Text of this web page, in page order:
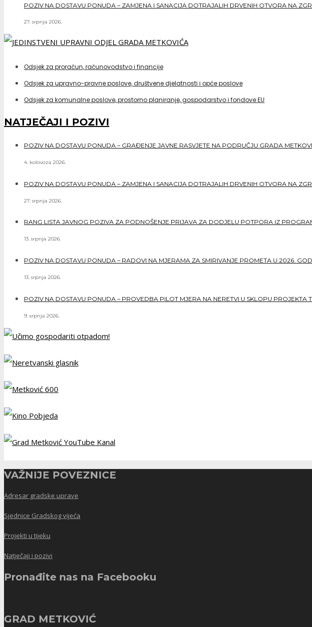
POZIV NA DOSTAVU PONUDA – ZAMJENA I SANACIJA DOTRAJALIH DRVENIH OTVORA NA
27. srpnja 2026.
Odsjek za proračun, računovodstvo i financije
Odsjek za upravno-pravne poslove, društvene djelatnosti i opće poslove
Odsjek za komunalne poslove, prostorno planiranje, gospodarstvo i fondove EU
NATJEČAJI I POZIVI
POZIV NA DOSTAVU PONUDA – GRAĐENJE JAVNE RASVJETE NA PODRUČJU GRADA
4. kolovoza 2026.
POZIV NA DOSTAVU PONUDA – ZAMJENA I SANACIJA DOTRAJALIH DRVENIH OTVORA NA
27. srpnja 2026.
RANG LISTA JAVNOG POZIVA ZA PODNOŠENJE PRIJAVA ZA DODJELU POTPORA IZ
13. srpnja 2026.
POZIV NA DOSTAVU PONUDA – RADOVI NA MJERAMA ZA SMIRIVANJE PROMETA U 2026.
13. srpnja 2026.
POZIV NA DOSTAVU PONUDA – PROVEDBA PILOT MJERA NA NERETVI U SKLOPU PROJEKTA
9. srpnja 2026.
VAŽNIJE POVEZNICE
Adresar gradske uprave
Sjednice Gradskog vijeća
Projekti u tijeku
Natječaji i pozivi
Pronađite nas na Facebooku
GRAD METKOVIĆ